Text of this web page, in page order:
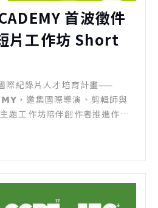
首波徵件
片工作坊 Short
際紀錄片人才培育計畫——
邀集國際導演、剪輯師與
題工作坊陪伴創作者推進作品